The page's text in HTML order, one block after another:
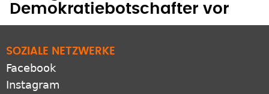
Demokratiebotschafter vor
SOZIALE NETZWERKE
Facebook
Instagram